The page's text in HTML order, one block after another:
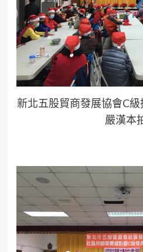
新北五股貿商發展協會C級
嚴漢本